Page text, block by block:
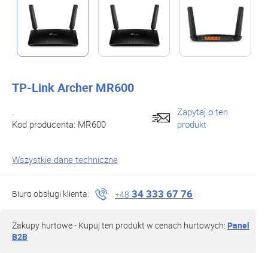
TP-Link Archer MR600
.
Kod producenta: MR600
Zapytaj o ten
produkt
Wszystkie dane techniczne
Biuro obsługi klienta: +48 34 333 67 76
Zakupy hurtowe - Kupuj ten produkt w cenach hurtowych: Panel
B2B